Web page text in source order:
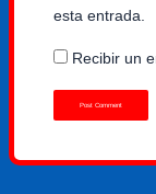
esta entrada.
Recibir un